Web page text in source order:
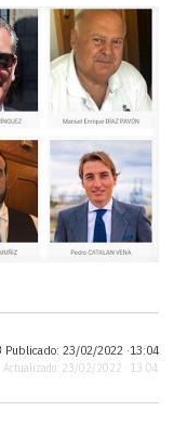
Publicado: 23/02/2022 ·13:04
Actualizado: 23/02/2022 · 13:04